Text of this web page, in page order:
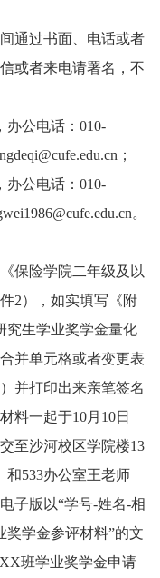
通过书面、电话或者
或者来电请署名，不
办公电话：010-
；
办公电话：010-
。
保险学院二年级及以
2），如实填写《附
究生学业奖学金量化
并单元格或者变更表
并打印出来亲笔签名
料一起于10月10日
至沙河校区学院楼13
和533办公室王老师
子版以“学号-姓名-相
奖学金参评材料”的文
班学业奖学金申请